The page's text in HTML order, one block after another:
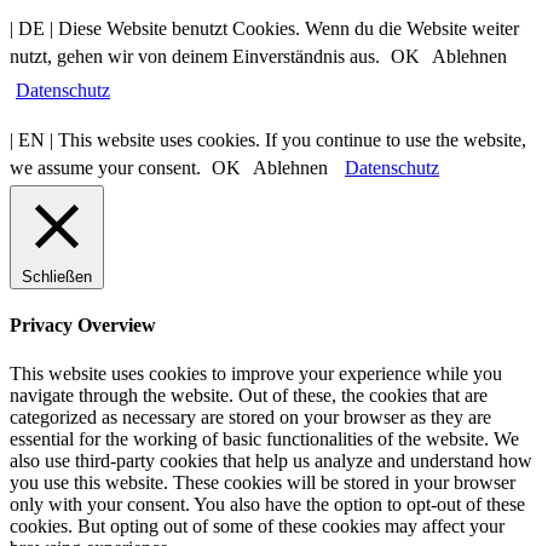
| DE | Diese Website benutzt Cookies. Wenn du die Website weiter
nutzt, gehen wir von deinem Einverständnis aus. OK
Ablehnen
Datenschutz
| EN | This website uses cookies. If you continue to use the website,
we assume your consent. OK Ablehnen Datenschutz
Schließen
Privacy Overview
This website uses cookies to improve your experience while you
navigate through the website. Out of these, the cookies that are
categorized as necessary are stored on your browser as they are
essential for the working of basic functionalities of the website. We
also use third-party cookies that help us analyze and understand how
you use this website. These cookies will be stored in your browser
only with your consent. You also have the option to opt-out of these
cookies. But opting out of some of these cookies may affect your